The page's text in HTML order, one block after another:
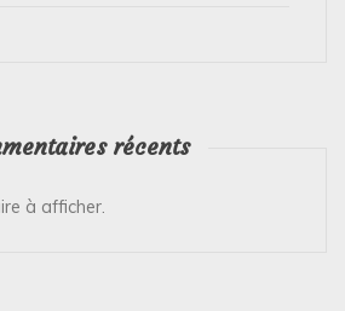
récents
à afficher.